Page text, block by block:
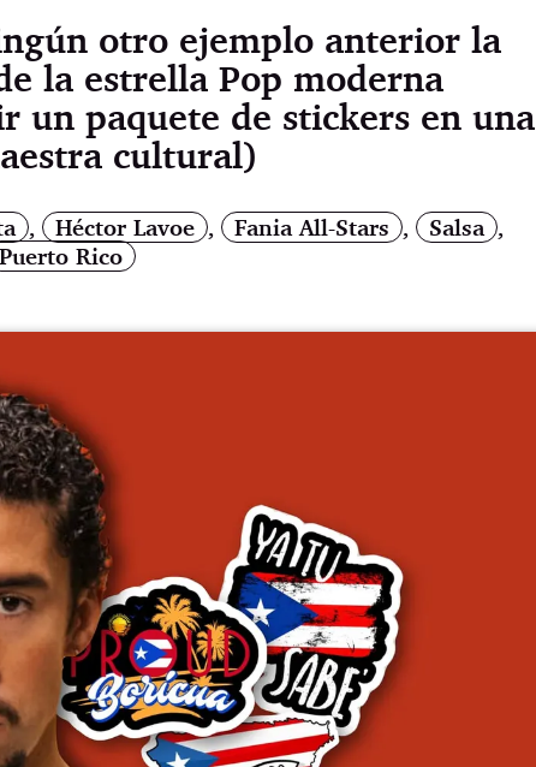
otro ejemplo anterior la
la estrella Pop moderna
un paquete de stickers en una
cultural)
, Héctor Lavoe , Fania All-Stars , Salsa ,
Puerto Rico